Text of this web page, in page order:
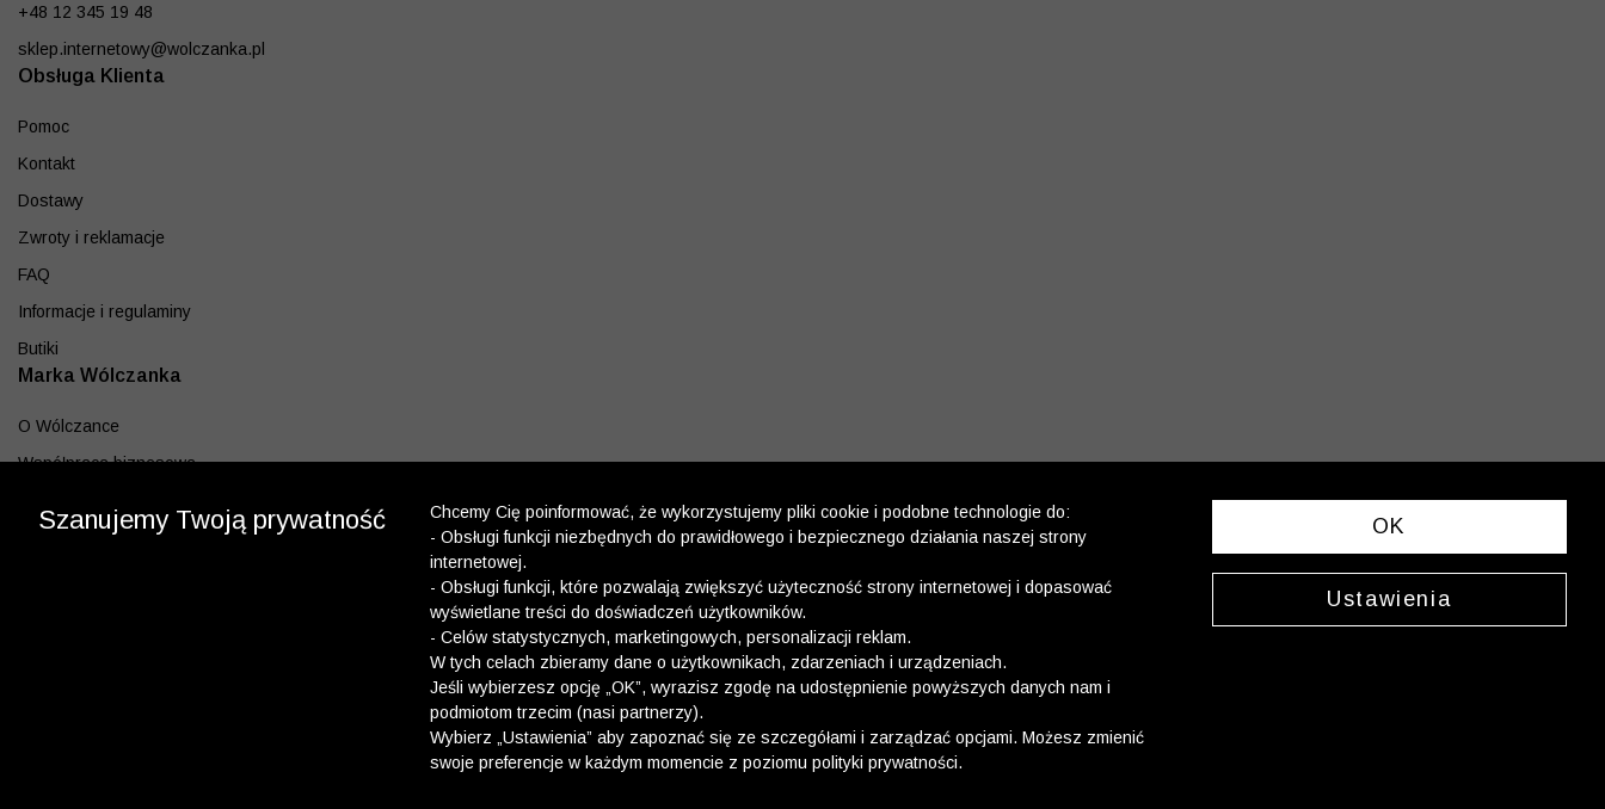
+48 12 345 19 48
sklep.internetowy@wolczanka.pl
Obsługa Klienta
Pomoc
Kontakt
Dostawy
Zwroty i reklamacje
FAQ
Informacje i regulaminy
Butiki
Marka Wólczanka
O Wólczance
Współpraca biznesowa
Program lojalnościowy
Szanujemy Twoją prywatność
Chcemy Cię poinformować, że wykorzystujemy pliki cookie i podobne technologie do:
- Obsługi funkcji niezbędnych do prawidłowego i bezpiecznego działania naszej strony
internetowej.
- Obsługi funkcji, które pozwalają zwiększyć użyteczność strony internetowej i dopasować
wyświetlane treści do doświadczeń użytkowników.
- Celów statystycznych, marketingowych, personalizacji reklam.
W tych celach zbieramy dane o użytkownikach, zdarzeniach i urządzeniach.
Jeśli wybierzesz opcję „OK”, wyrazisz zgodę na udostępnienie powyższych danych nam i
podmiotom trzecim (nasi partnerzy).
Wybierz „Ustawienia” aby zapoznać się ze szczegółami i zarządzać opcjami. Możesz zmienić
swoje preferencje w każdym momencie z poziomu polityki prywatności.
OK
Ustawienia